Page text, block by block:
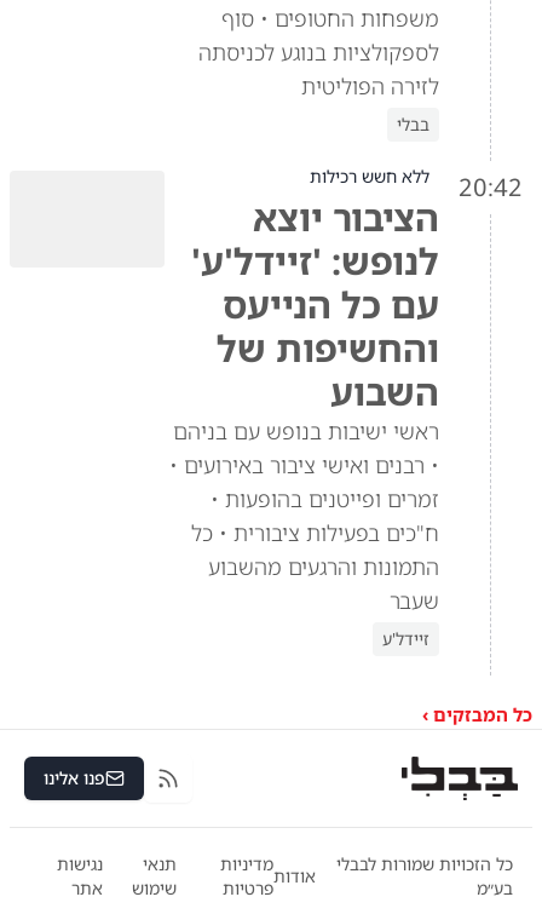
משפחות החטופים • סוף
לספקולציות בנוגע לכניסתה
לזירה הפוליטית
בבלי
20:42 ללא חשש רכילות
הציבור יוצא
לנופש: 'זיידל'ע'
עם כל הנייעס
והחשיפות של
השבוע
ראשי ישיבות בנופש עם בניהם
• רבנים ואישי ציבור באירועים •
זמרים ופייטנים בהופעות •
ח"כים בפעילות ציבורית • כל
התמונות והרגעים מהשבוע
שעבר
זיידל'ע
כל המבזקים ›
RSS פנו אלינו
כל הזכויות שמורות לבבלי
בע״מ
אודות
מדיניות
פרטיות
תנאי
שימוש
נגישות
אתר